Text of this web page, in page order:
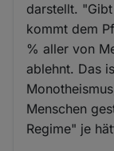
darstellt.
kommt dem
% aller von
ablehnt. Das
Menschen
Regime" je